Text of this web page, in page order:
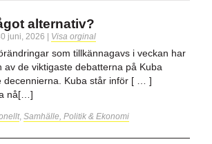
alternativ?
juni, 2026 Visa orginal
som tillkännagavs i veckan har
av de viktigaste debatterna på Kuba
decennierna. Kuba står inför [ … ]
nå[…]
, Samhälle, Politik & Ekonomi